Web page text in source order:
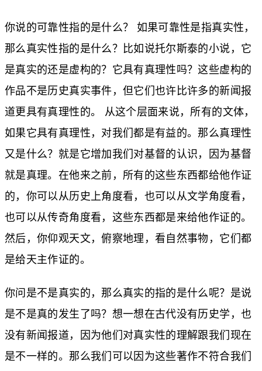
你说的可靠性指的是什么？ 如果可靠性是指真实性，
那么真实性指的是什么？比如说托尔斯泰的小说，它
是真实的还是虚构的？它具有真理性吗？这些虚构的
作品不是历史真实事件，但它们也许比许多的新闻报
道更具有真理性的。 从这个层面来说，所有的文体，
如果它具有真理性，对我们都是有益的。那么真理性
又是什么？就是它增加我们对基督的认识，因为基督
就是真理。在他来之前，所有的这些东西都给他作证
的，你可以从历史上角度看，也可以从文学角度看，
也可以从传奇角度看，这些东西都是来给他作证的。
然后，你仰观天文，俯察地理，看自然事物，它们都
是给天主作证的。
你问是不是真实的，那么真实的指的是什么呢？是说
是不是真的发生了吗？想一想在古代没有历史学，也
没有新闻报道，因为他们对真实性的理解跟我们现在
是不一样的。那么我们可以因为这些著作不符合我们